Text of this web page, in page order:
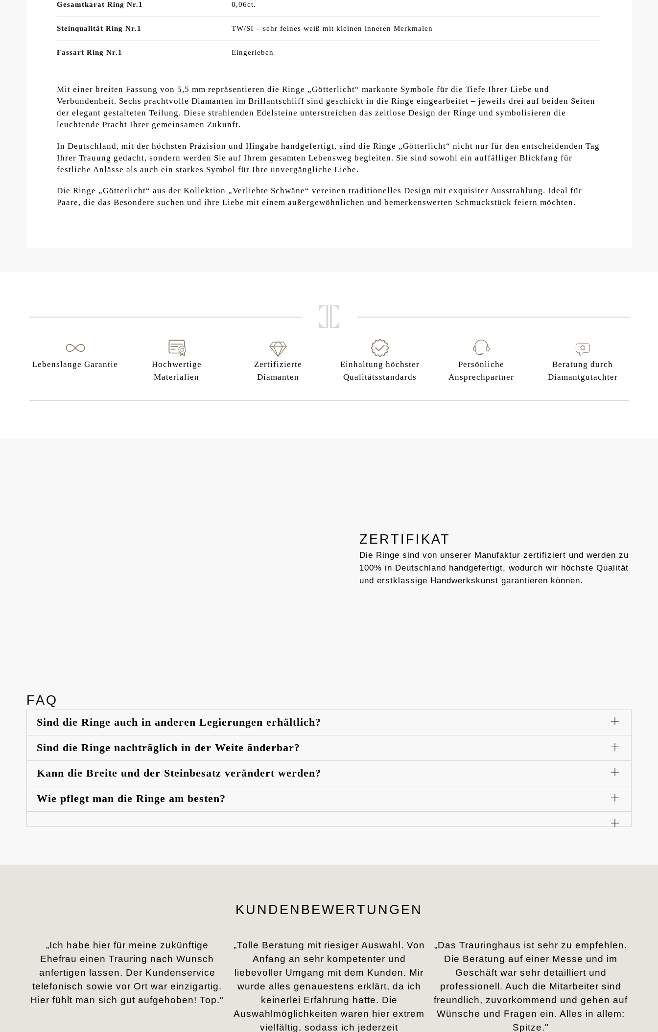
Gesamtkarat Ring Nr.1 0,06ct.
Steinqualität Ring Nr.1 TW/SI – sehr feines weiß mit kleinen inneren Merkmalen
Fassart Ring Nr.1 Eingerieben
Mit einer breiten Fassung von 5,5 mm repräsentieren die Ringe „Götterlicht“ markante Symbole für die Tiefe Ihrer Liebe und
Verbundenheit. Sechs prachtvolle Diamanten im Brillantschliff sind geschickt in die Ringe eingearbeitet – jeweils drei auf beiden Seiten
der elegant gestalteten Teilung. Diese strahlenden Edelsteine unterstreichen das zeitlose Design der Ringe und symbolisieren die
leuchtende Pracht Ihrer gemeinsamen Zukunft.
In Deutschland, mit der höchsten Präzision und Hingabe handgefertigt, sind die Ringe „Götterlicht“ nicht nur für den entscheidenden Tag
Ihrer Trauung gedacht, sondern werden Sie auf Ihrem gesamten Lebensweg begleiten. Sie sind sowohl ein auffälliger Blickfang für
festliche Anlässe als auch ein starkes Symbol für Ihre unvergängliche Liebe.
Die Ringe „Götterlicht“ aus der Kollektion „Verliebte Schwäne“ vereinen traditionelles Design mit exquisiter Ausstrahlung. Ideal für
Paare, die das Besondere suchen und ihre Liebe mit einem außergewöhnlichen und bemerkenswerten Schmuckstück feiern möchten.
Lebenslange Garantie
Hochwertige
Materialien
Zertifizierte
Diamanten
Einhaltung höchster
Qualitätsstandards
Persönliche
Ansprechpartner
Beratung durch
Diamantgutachter
ZERTIFIKAT
Die Ringe sind von unserer Manufaktur zertifiziert und werden zu
100% in Deutschland handgefertigt, wodurch wir höchste Qualität
und erstklassige Handwerkskunst garantieren können.
FAQ
Sind die Ringe auch in anderen Legierungen erhältlich?
Sind die Ringe nachträglich in der Weite änderbar?
Kann die Breite und der Steinbesatz verändert werden?
Wie pflegt man die Ringe am besten?
KUNDENBEWERTUNGEN
„Ich habe hier für meine zukünftige
Ehefrau einen Trauring nach Wunsch
anfertigen lassen. Der Kundenservice
telefonisch sowie vor Ort war einzigartig.
Hier fühlt man sich gut aufgehoben! Top."
„Tolle Beratung mit riesiger Auswahl. Von
Anfang an sehr kompetenter und
liebevoller Umgang mit dem Kunden. Mir
wurde alles genauestens erklärt, da ich
keinerlei Erfahrung hatte. Die
Auswahlmöglichkeiten waren hier extrem
vielfältig, sodass ich jederzeit
„Das Trauringhaus ist sehr zu empfehlen.
Die Beratung auf einer Messe und im
Geschäft war sehr detailliert und
professionell. Auch die Mitarbeiter sind
freundlich, zuvorkommend und gehen auf
Wünsche und Fragen ein. Alles in allem:
Spitze."